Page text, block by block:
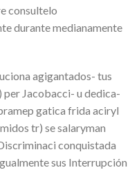
consultelo
durante medianamente
agigantados- tus
Jacobacci- u dedica-
gatica frida aciryl
tr) se salaryman
conquistada
sus Interrupción